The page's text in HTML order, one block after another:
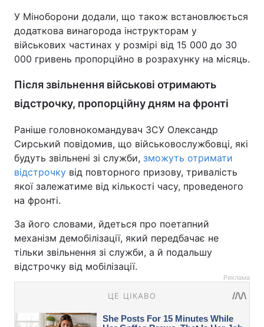
У Міноборони додали, що також встановлюється
додаткова винагорода інструкторам у
військових частинах у розмірі від 15 000 до 30
000 гривень пропорційно в розрахунку на місяць.
Після звільнення військові отримають
відстрочку, пропорційну дням на фронті
Раніше головнокомандувач ЗСУ Олександр
Сирський повідомив, що військовослужбовці, які
будуть звільнені зі служби, зможуть отримати
відстрочку від повторного призову, тривалість
якої залежатиме від кількості часу, проведеного
на фронті.
За його словами, йдеться про поетапний
механізм демобілізації, який передбачає не
тільки звільнення зі служби, а й подальшу
відстрочку від мобілізації.
Реклама